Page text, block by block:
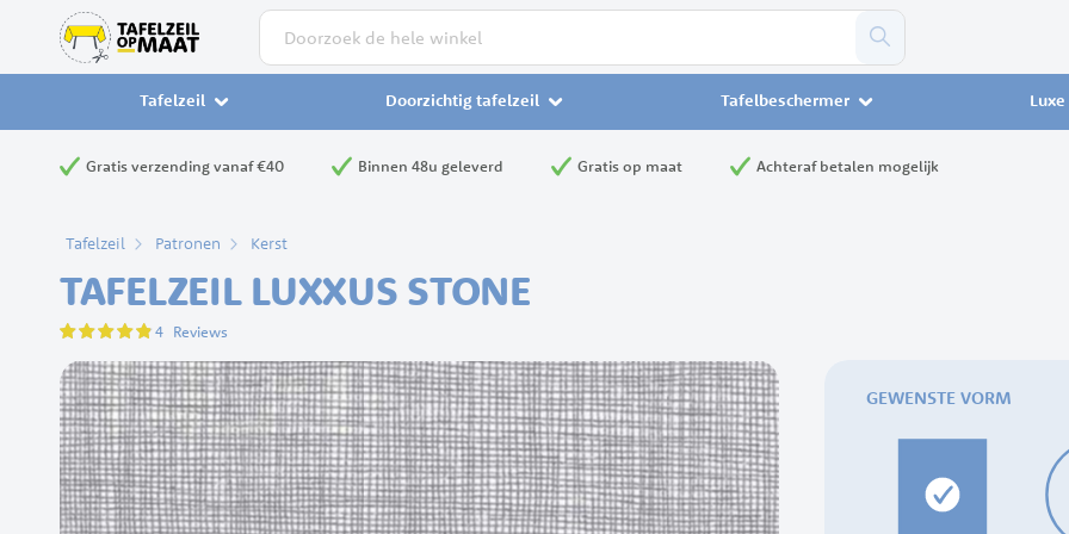
Zoek
Tafelzeil Doorzichtig tafelzeil Tafelbeschermer
Gratis verzending vanaf €40 Binnen 48u geleverd Gratis op maat Achteraf betalen mogelijk
Tafelzeil Patronen Kerst
TAFELZEIL LUXXUS STONE
Waardering:4 Reviews
Ga
naar
het
einde
van
de
afbeeldingen-
GEWENSTE VORM